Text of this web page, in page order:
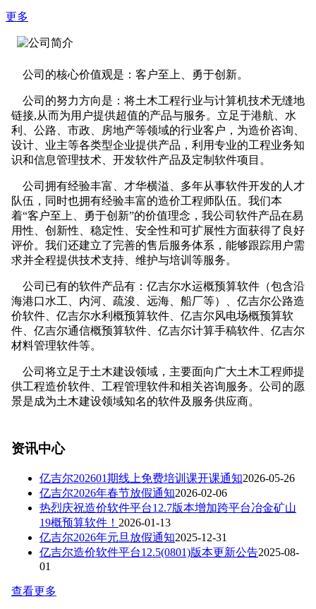
更多
公司的核心价值观是：客户至上、勇于创新。
公司的努力方向是：将土木工程行业与计算机技术无缝地
链接,从而为用户提供超值的产品与服务。立足于港航、水
利、公路、市政、房地产等领域的行业客户，为造价咨询、
设计、业主等各类型企业提供产品，利用专业的工程业务知
识和信息管理技术、开发软件产品及定制软件项目。
公司拥有经验丰富、才华横溢、多年从事软件开发的人才
队伍，同时也拥有经验丰富的造价工程师队伍。我们本
着“客户至上、勇于创新”的价值理念，我公司软件产品在易
用性、创新性、稳定性、安全性和可扩展性方面获得了良好
评价。我们还建立了完善的售后服务体系，能够跟踪用户需
求并全程提供技术支持、维护与培训等服务。
公司已有的软件产品有：亿吉尔水运概预算软件（包含沿
海港口水工、内河、疏浚、远海、船厂等）、亿吉尔公路造
价软件、亿吉尔水利概预算软件、亿吉尔风电场概预算软
件、亿吉尔通信概预算软件、亿吉尔计算手稿软件、亿吉尔
材料管理软件等。
公司将立足于土木建设领域，主要面向广大土木工程师提
供工程造价软件、工程管理软件和相关咨询服务。公司的愿
景是成为土木建设领域知名的软件及服务供应商。
资讯中心
亿吉尔202601期线上免费培训课开课通知2026-05-26
亿吉尔2026年春节放假通知2026-02-06
热烈庆祝造价软件平台12.7版本增加跨平台冶金矿山
19概预算软件！ 2026-01-13
亿吉尔2026年元旦放假通知2025-12-31
亿吉尔造价软件平台12.5(0801)版本更新公告2025-08-
01
查看更多